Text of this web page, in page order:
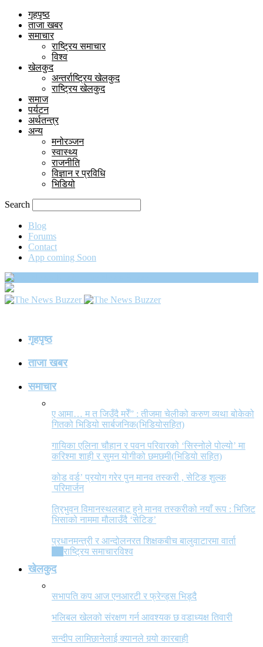
गृहपृष्ठ
ताजा खबर
समाचार
राष्ट्रिय समाचार
विश्व
खेलकुद
अन्तर्राष्ट्रिय खेलकुद
राष्ट्रिय खेलकुद
समाज
पर्यटन
अर्थतन्त्र
अन्य
मनोरञ्जन
स्वास्थ्य
राजनीति
विज्ञान र प्रविधि
भिडियो
Search
Blog
Forums
Contact
App coming Soon
गृहपृष्ठ
ताजा खबर
समाचार
ए आमा… म त जिउँदै मरेँ” : तीजमा चेलीको करुण व्यथा बोकेको
गितको भिडियो सार्बजनिक(भिडियोसहित)
गायिका एलिना चौहान र पवन परिवारको ‘सिस्नोले पोल्यो’ मा
करिश्मा शाही र सुमन योगीको छमछमी(भिडियो सहित)
कोड वर्ड’ प्रयोग गरेर पुन मानव तस्करी , सेटिङ शुल्क
परिमार्जन
त्रिभुवन विमानस्थलबाट हुने मानव तस्करीको नयाँ रूप : भिजिट
भिसाको नाममा मौलाउँदै ‘सेटिङ’
प्रधानमन्त्री र आन्दोलनरत शिक्षकबीच बालुवाटारमा वार्ता
राष्ट्रिय समाचारविश्व
खेलकुद
सभापति कप आज एनआरटी र फ्रेन्ड्स भिड्दै
भलिबल खेलको संरक्षण गर्न आवश्यक छ वडाध्यक्ष तिवारी
सन्दीप लामिछानेलाई क्यानले गर्‍यो कारबाही